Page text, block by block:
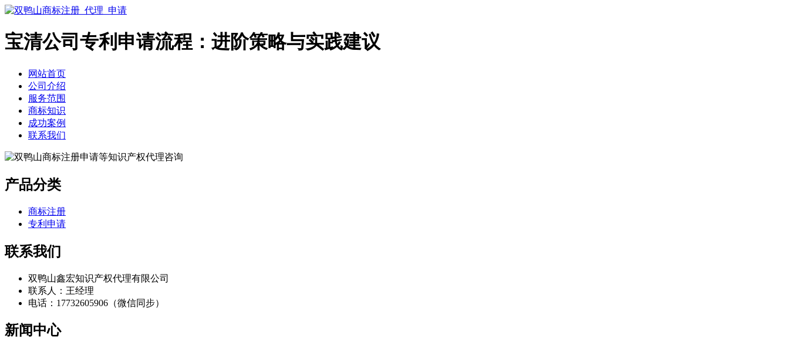
宝清公司专利申请流程：进阶策略与实践建议
网站首页
公司介绍
服务范围
商标知识
成功案例
联系我们
产品分类
商标注册
专利申请
联系我们
双鸭山鑫宏知识产权代理有限公司
联系人：王经理
电话：17732605906（微信同步）
新闻中心